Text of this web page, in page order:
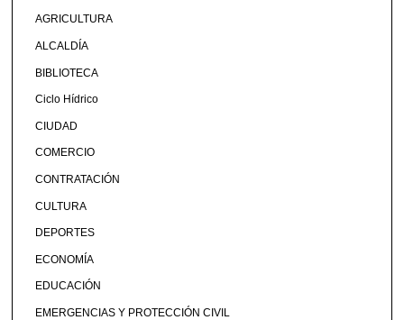
AGRICULTURA
ALCALDÍA
BIBLIOTECA
Ciclo Hídrico
CIUDAD
COMERCIO
CONTRATACIÓN
CULTURA
DEPORTES
ECONOMÍA
EDUCACIÓN
EMERGENCIAS Y PROTECCIÓN CIVIL